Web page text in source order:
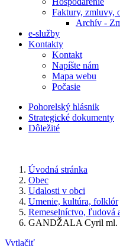
Faktury, zmluvy,
Archív -
e-služby
Kontakty
Kontakt
Napíšte nám
Mapa webu
Počasie
Pohorelský hlásnik
Strategické dokumenty
Dôležité
Úvodná stránka
Obec
Udalosti v obci
Umenie, kultúra, folklór
Remeselníctvo, ľudová
GANDŽALA Cyril ml.
Vytlačiť